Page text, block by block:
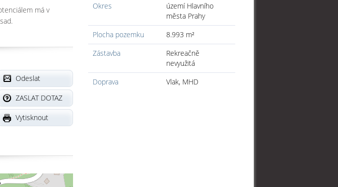
má v
Odeslat
ZASLAT DOTAZ
Vytisknout
Okres
území Hlavního
města Prahy
Plocha pozemku
8.993 m²
Zástavba
Rekreačně
nevyužitá
Doprava
Vlak, MHD